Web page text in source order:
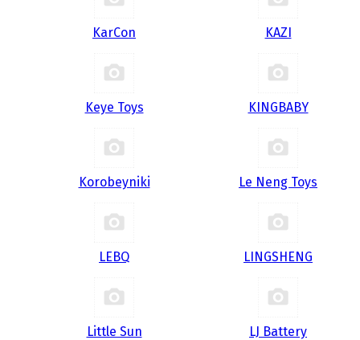
KarCon KAZI
Keye Toys KINGBABY
Korobeyniki Le Neng Toys
LEBQ LINGSHENG
Little Sun LJ Battery